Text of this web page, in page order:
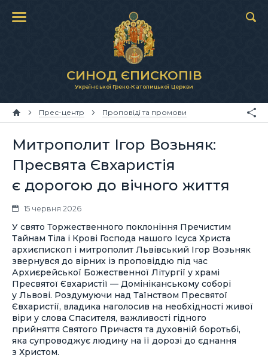
СИНОД ЄПИСКОПІВ
Української Греко-Католицької Церкви
Прес-центр Проповіді та промови
Митрополит Ігор Возьняк:
Пресвята Євхаристія
є дорогою до вічного життя
15 червня 2026
У свято Торжественного поклоніння Пречистим
Тайнам Тіла і Крові Господа нашого Ісуса Христа
архиєпископ і митрополит Львівський Ігор Возьняк
звернувся до вірних із проповіддю під час
Архиєрейської Божественної Літургії у храмі
Пресвятої Євхаристії — Домініканському соборі
у Львові. Роздумуючи над Таїнством Пресвятої
Євхаристії, владика наголосив на необхідності живої
віри у слова Спасителя, важливості гідного
прийняття Святого Причастя та духовній боротьбі,
яка супроводжує людину на її дорозі до єднання
з Христом.